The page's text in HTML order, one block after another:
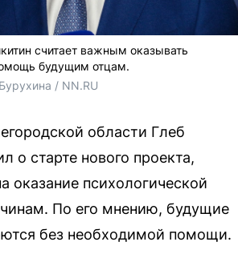
считает важным оказывать
будущим отцам.
/ NN.RU
области Глеб
о старте нового проекта,
оказание психологической
По его мнению, будущие
без необходимой помощи.